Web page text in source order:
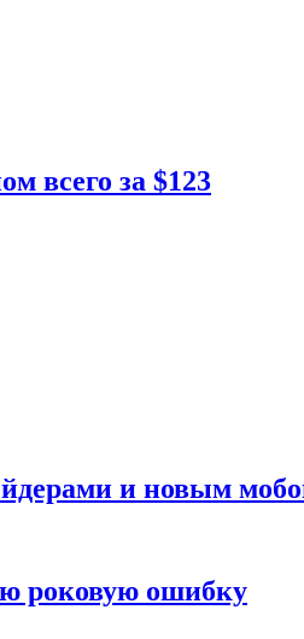
всего за $123
и новым
роковую ошибку